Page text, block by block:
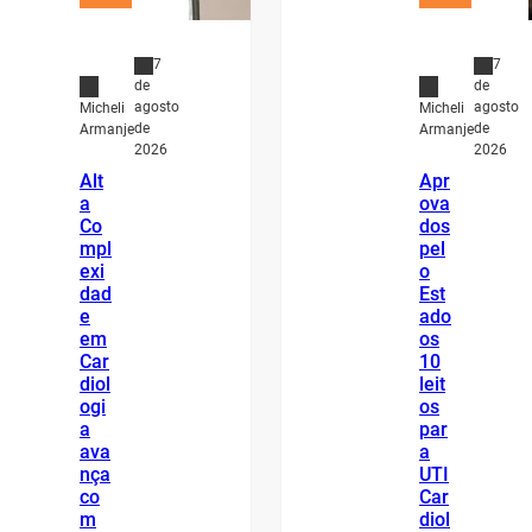
Micheli
Armanje
7
de
agosto
de
2026
Alt
a
Co
mpl
exi
dad
e
em
Car
diol
ogi
a
ava
nça
co
m
Micheli
Armanje
7
de
agosto
de
2026
Apr
ova
dos
pel
o
Est
ado
os
10
leit
os
par
a
UTI
Car
diol